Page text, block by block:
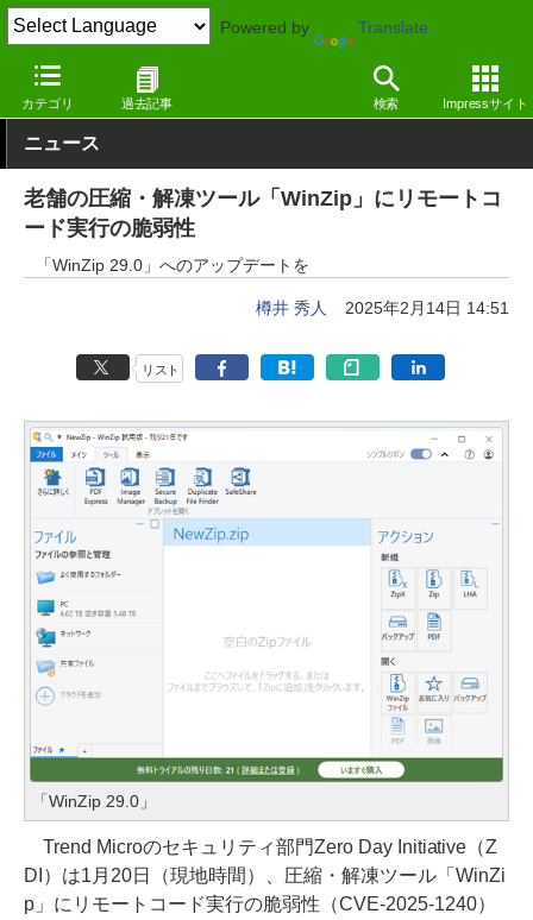
Powered by Translate
カテゴリ 過去記事 検索 Impressサイト
窓の杜 セキュリティ
ニュース
老舗の圧縮・解凍ツール「WinZip」にリモートコ
ード実行の脆弱性
「WinZip 29.0」へのアップデートを
樽井 秀人 2025年2月14日 14:51
リスト
「WinZip 29.0」
Trend Microのセキュリティ部門Zero Day Initiative（Z
DI）は1月20日（現地時間）、圧縮・解凍ツール「WinZi
p」にリモートコード実行の脆弱性（CVE-2025-1240）